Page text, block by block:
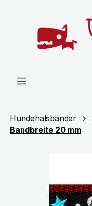
Hundehalsbänder
Bandbreite 20 mm